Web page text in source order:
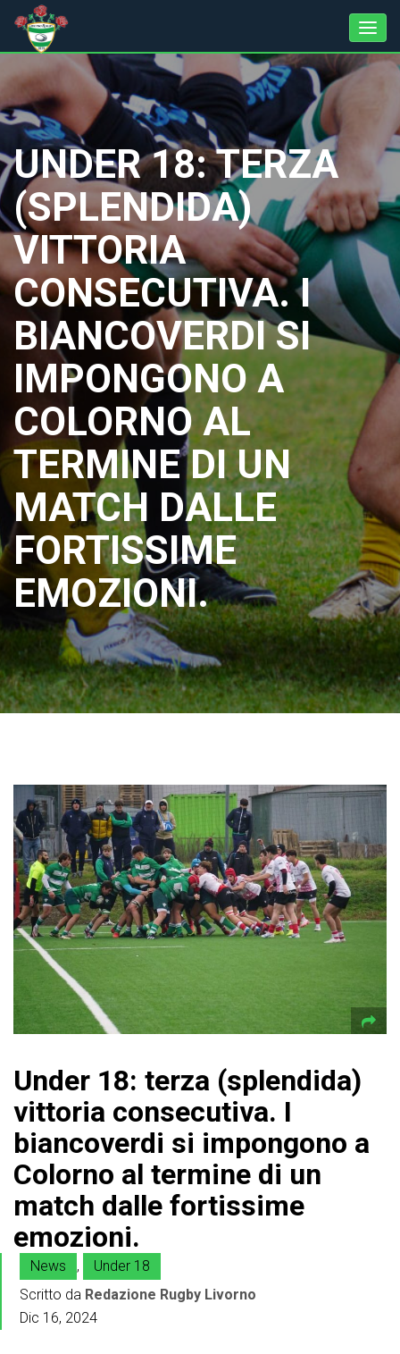
UNDER 18: TERZA
(SPLENDIDA)
VITTORIA
CONSECUTIVA. I
BIANCOVERDI SI
IMPONGONO A
COLORNO AL
TERMINE DI UN
MATCH DALLE
FORTISSIME
EMOZIONI.
Under 18: terza (splendida)
vittoria consecutiva. I
biancoverdi si impongono a
Colorno al termine di un
match dalle fortissime
emozioni.
News ,
Under 18
Scritto da Redazione Rugby Livorno
Dic 16, 2024